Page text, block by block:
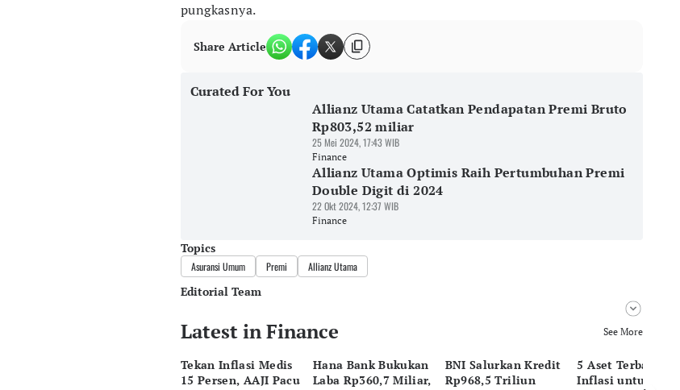
pungkasnya.
Share Article
Curated For You
Allianz Utama Catatkan Pendapatan Premi Bruto
Rp803,52 miliar
25 Mei 2024, 17:43 WIB
Finance
Allianz Utama Optimis Raih Pertumbuhan Premi
Double Digit di 2024
22 Okt 2024, 12:37 WIB
Finance
Topics
Asuransi Umum Premi Allianz Utama
Editorial Team
Editor
Pingit Aria
Editor
Suheriadi .
Latest in Finance See More
Tekan Inflasi Medis
15 Persen, AAJI Pacu
Hana Bank Bukukan
Laba Rp360,7 Miliar,
BNI Salurkan Kredit
Rp968,5 Triliun
5 Aset Terbaik saat
Inflasi untuk